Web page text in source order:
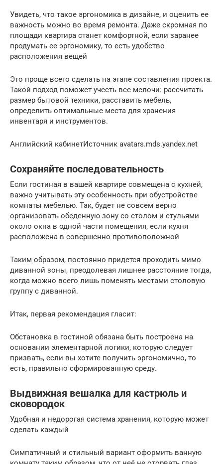
Увидеть, что такое эргономика в дизайне, и оценить ее
важность можно во время ремонта. Даже скромная по
площади квартира станет комфортной, если заранее
продумать ее эргономику, то есть удобство
расположения вещей
Это проще всего сделать на этапе составления проекта.
Такой подход поможет учесть все мелочи: рассчитать
размер бытовой техники, расставить мебель,
определить оптимальные места для хранения
инвентаря и инструментов.
Английский кабинетИсточник avatars.mds.yandex.net
Сохраняйте последовательность
Если гостиная в вашей квартире совмещена с кухней,
важно учитывать эту особенность при обустройстве
комнаты мебелью. Так, будет не совсем верно
организовать обеденную зону со столом и стульями
около окна в одной части помещения, если кухня
расположена в совершенно противоположной
Таким образом, постоянно придется проходить мимо
диванной зоны, преодолевая лишнее расстояние тогда,
когда можно всего лишь поменять местами столовую
группу с диванной.
Итак, первая рекомендация гласит:
Обстановка в гостиной обязана быть построена на
основании элементарной логики, которую следует
призвать, если вы хотите получить эргономично, то
есть, правильно сформированную среду.
Выдвижная вешалка для кастрюль и
сковородок
Удобная и недорогая система хранения, которую может
сделать каждый
Симпатичный и стильный вариант оформить ванную